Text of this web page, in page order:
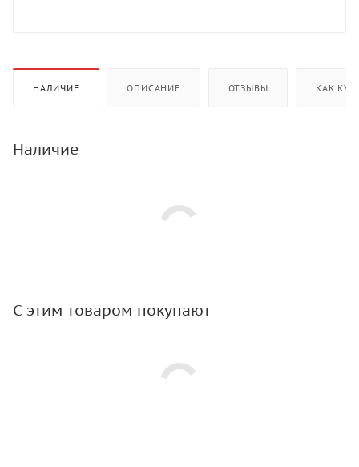
НАЛИЧИЕ ОПИСАНИЕ ОТЗЫВЫ КАК
Наличие
С этим товаром покупают